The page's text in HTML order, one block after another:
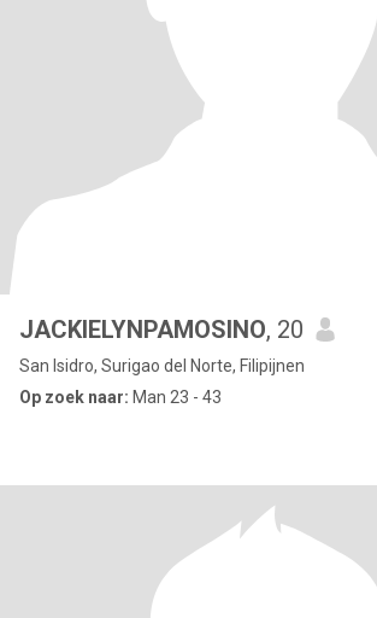
JACKIELYNPAMOSINO, 20
San Isidro, Surigao del Norte, Filipijnen
Op zoek naar: Man 23 - 43